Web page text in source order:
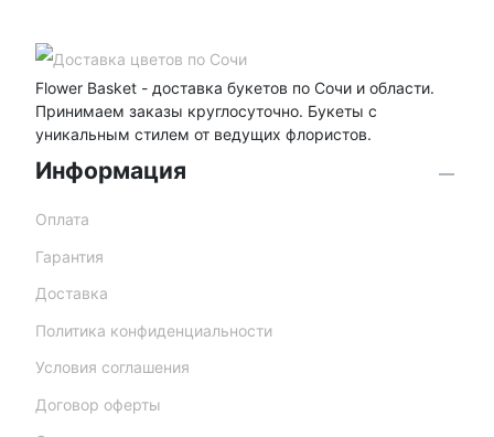
Flower Basket - доставка букетов по Сочи и области.
Принимаем заказы круглосуточно. Букеты с
уникальным стилем от ведущих флористов.
Информация
Оплата
Гарантия
Доставка
Политика конфиденциальности
Условия соглашения
Договор оферты